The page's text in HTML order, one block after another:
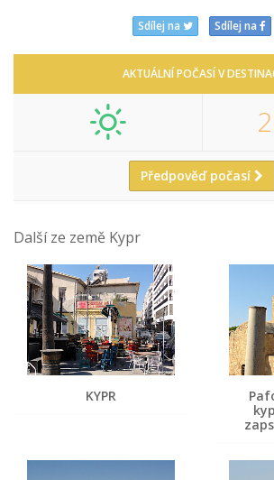
Sdílej na Sdílej na
AKTUÁLNÍ POČASÍ V
Předpověď počasí
Další ze země Kypr
KYPR